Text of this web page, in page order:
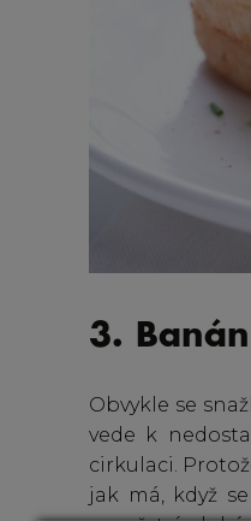
3. Banán
Obvykle se
vede k
cirkulaci.
jak má, když